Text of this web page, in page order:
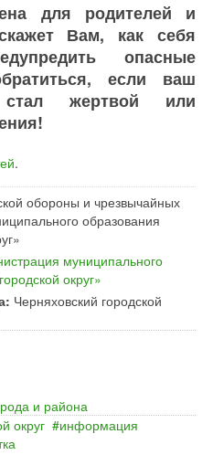
для родителей и
Вам, как себя
опасные
если ваш
жертвой или
.
обороны и чрезвычайных
образования
муниципального
округ»
Черняховский городской
и района
округ
информация